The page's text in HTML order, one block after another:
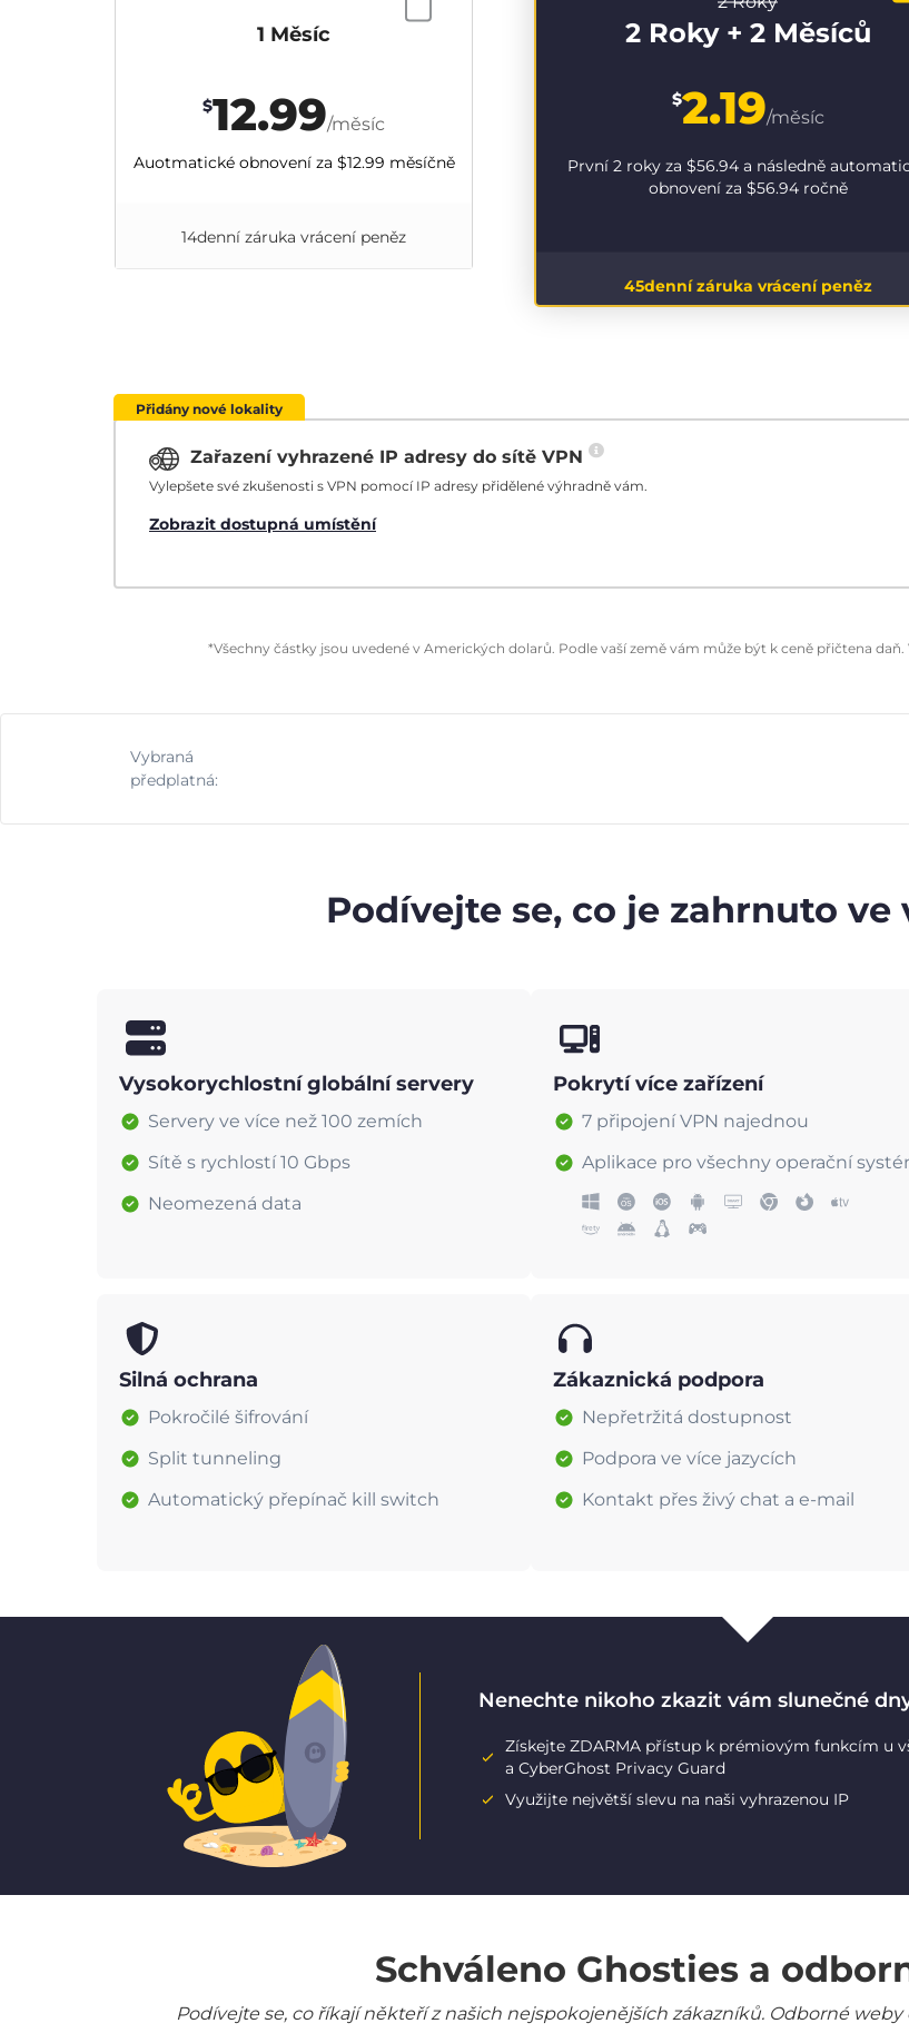
2 Roky + 2 Měsíců
$2.19/měsíc
První 2 roky za $56.94a následně
obnovení za $56.94ročně
45denní záruka vrácení peněz
1 Měsíc
$12.99/měsíc
Auotmatické obnovení za $12.99 měsíčně
14denní záruka vrácení peněz
Přidány nové lokality
Zařazení vyhrazené IP adresy do sítě VPN
Vylepšete své zkušenosti s VPN pomocí IP adresy přidělené výhradně vám.
Zobrazit dostupná umístění
*Všechny částky jsou uvedené v Amerických dolarů. Podle vaší země vám může být k ceně přičtena
Vybraná
předplatná:
Podívejte se, co je zahrnuto ve
Vysokorychlostní globální servery
Servery ve více než 100 zemích
Sítě s rychlostí 10 Gbps
Neomezená data
Pokrytí více zařízení
7 připojení VPN najednou
Aplikace pro všechny operační
Silná ochrana
Pokročilé šifrování
Split tunneling
Automatický přepínač kill switch
Zákaznická podpora
Nepřetržitá dostupnost
Podpora ve více jazycích
Kontakt přes živý chat a e-mail
Nenechte nikoho zkazit vám slunečné dny
Získejte ZDARMA přístup k prémiovým funkcím u
a CyberGhost Privacy Guard
Využijte největší slevu na naši vyhrazenou IP
Schváleno Ghosties a
Podívejte se, co říkají někteří z našich nejspokojenějších zákazníků. Odborné